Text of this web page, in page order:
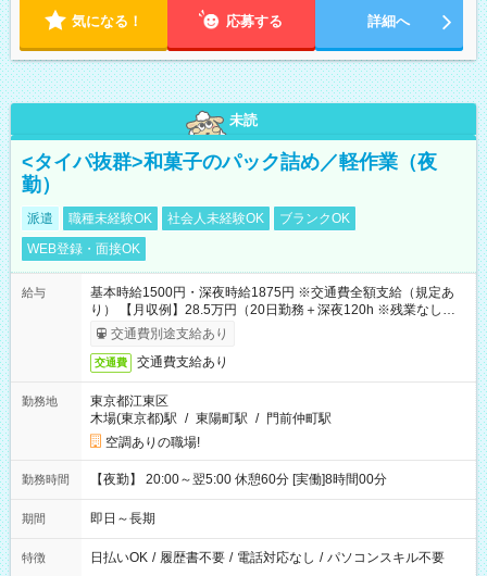
気になる！ 応募する 詳細へ
未読
<タイパ抜群>和菓子のパック詰め／軽作業（夜
勤）
派遣 職種未経験OK 社会人未経験OK
ブランクOK
WEB登録・面接OK
給与
基本時給1500円・深夜時給1875円 ※交通費全額支給（規定あ
り） 【月収例】28.5万円（20日勤務＋深夜120h ※残業なしの場
合）交通費別途支給あり
交通費 交通費支給あり
勤務地
東京都江東区
木場(東京都)駅 / 東陽町駅 / 門前仲町駅
空調ありの職場!
勤務時間 【夜勤】 20:00～翌5:00 休憩60分 [実働]8時間00分
期間 即日～長期
特徴 日払いOK / 履歴書不要 / 電話対応なし / パソコンスキル不要